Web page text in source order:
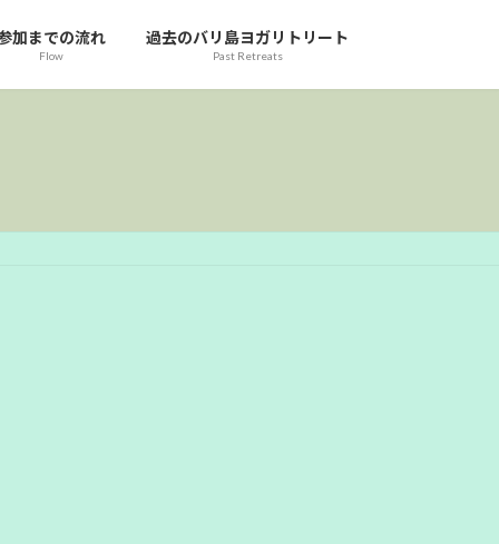
加までの流れ
Flow
過去のバリ島ヨガリトリート
Past Retreats